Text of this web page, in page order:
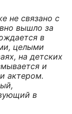
не связано с
вышло за
в
целыми
на детских
и
актером.
в